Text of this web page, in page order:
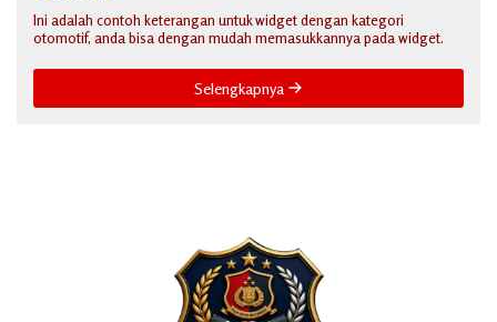
Ini adalah contoh keterangan untuk widget dengan kategori
otomotif, anda bisa dengan mudah memasukkannya pada widget.
Selengkapnya